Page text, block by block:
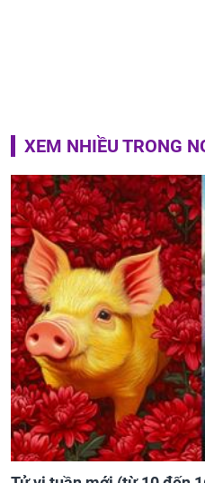
XEM NHIỀU TRONG